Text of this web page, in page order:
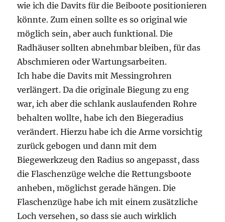
wie ich die Davits für die Beiboote positionieren
könnte. Zum einen sollte es so original wie
möglich sein, aber auch funktional. Die
Radhäuser sollten abnehmbar bleiben, für das
Abschmieren oder Wartungsarbeiten.
Ich habe die Davits mit Messingrohren
verlängert. Da die originale Biegung zu eng
war, ich aber die schlank auslaufenden Rohre
behalten wollte, habe ich den Biegeradius
verändert. Hierzu habe ich die Arme vorsichtig
zurück gebogen und dann mit dem
Biegewerkzeug den Radius so angepasst, dass
die Flaschenzüge welche die Rettungsboote
anheben, möglichst gerade hängen. Die
Flaschenzüge habe ich mit einem zusätzliche
Loch versehen, so dass sie auch wirklich